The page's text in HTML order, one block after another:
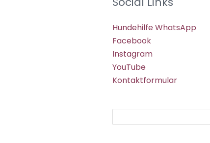
Hundehilfe WhatsApp
Facebook
Instagram
YouTube
Kontaktformular